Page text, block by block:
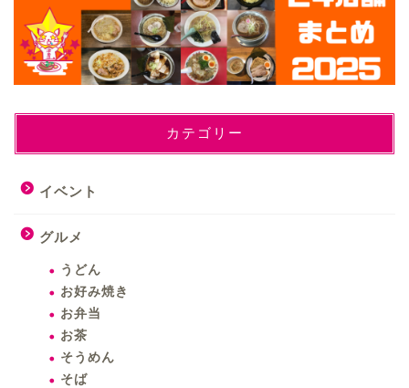
カテゴリー
イベント
グルメ
うどん
お好み焼き
お弁当
お茶
そうめん
そば